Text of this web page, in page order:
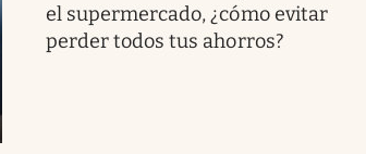
el supermercado, ¿cómo evitar
perder todos tus ahorros?